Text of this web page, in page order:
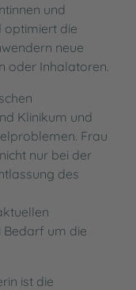
und
optimiert die
neue
oder Inhalatoren.
Klinikum und
Frau
nur bei der
des
Bedarf um die
ist die